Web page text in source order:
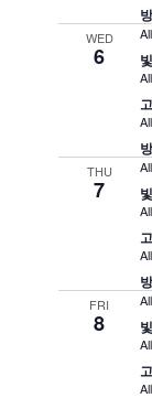
WED
6
THU
7
FRI
8